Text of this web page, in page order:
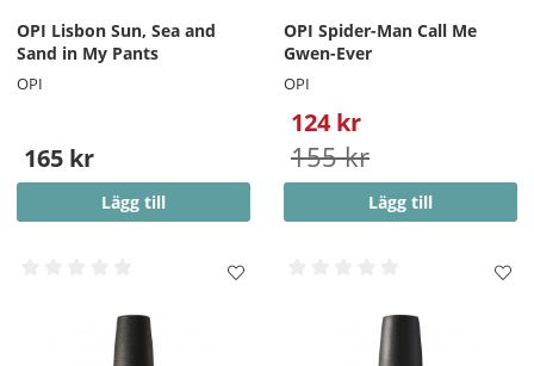
OPI Lisbon Sun, Sea and
Sand in My Pants
OPI
165 kr
Lägg till
OPI Spider-Man Call Me
Gwen-Ever
OPI
124 kr
155 kr
Lägg till